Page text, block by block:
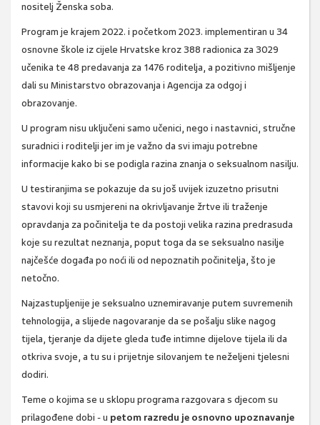
nositelj Ženska soba.
Program je krajem 2022. i početkom 2023. implementiran u 34
osnovne škole iz cijele Hrvatske kroz 388 radionica za 3029
učenika te 48 predavanja za 1476 roditelja, a pozitivno mišljenje
dali su Ministarstvo obrazovanja i Agencija za odgoj i
obrazovanje.
U program nisu uključeni samo učenici, nego i nastavnici, stručne
suradnici i roditelji jer im je važno da svi imaju potrebne
informacije kako bi se podigla razina znanja o seksualnom nasilju.
U testiranjima se pokazuje da su još uvijek izuzetno prisutni
stavovi koji su usmjereni na okrivljavanje žrtve ili traženje
opravdanja za počinitelja te da postoji velika razina predrasuda
koje su rezultat neznanja, poput toga da se seksualno nasilje
najčešće događa po noći ili od nepoznatih počinitelja, što je
netočno.
Najzastupljenije je seksualno uznemiravanje putem suvremenih
tehnologija, a slijede nagovaranje da se pošalju slike nagog
tijela, tjeranje da dijete gleda tuđe intimne dijelove tijela ili da
otkriva svoje, a tu su i prijetnje silovanjem te neželjeni tjelesni
dodiri.
Teme o kojima se u sklopu programa razgovara s djecom su
prilagođene dobi - u petom razredu je osnovno upoznavanje